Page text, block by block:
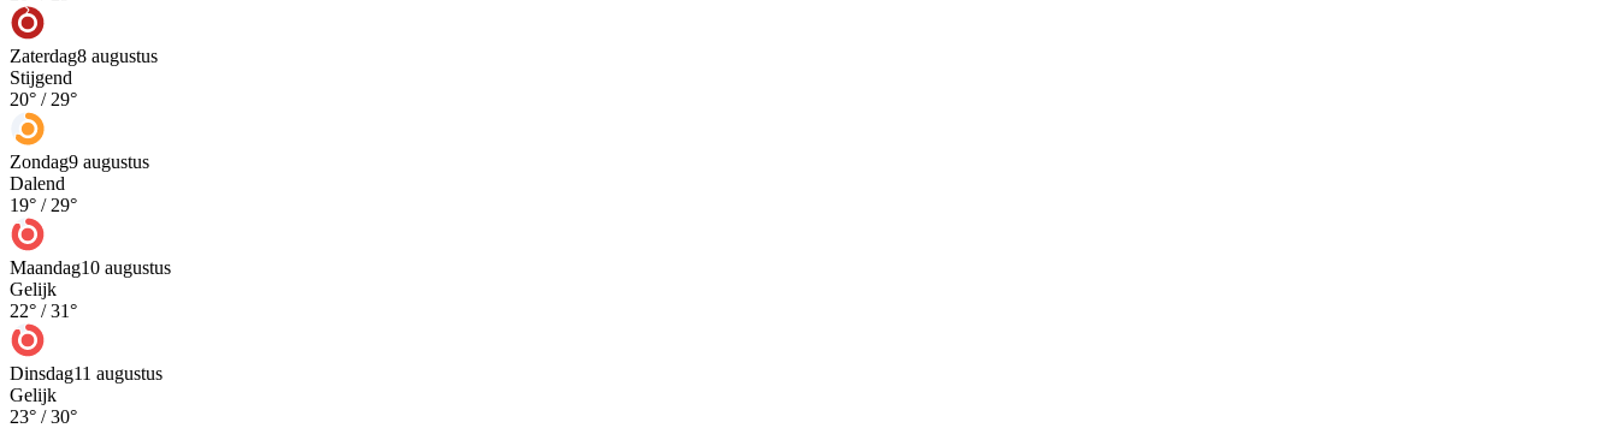
Zaterdag8 augustus
Stijgend
20° / 29°
Zondag9 augustus
Dalend
19° / 29°
Maandag10 augustus
Gelijk
22° /31°
Dinsdag11 augustus
Gelijk
23° /30°